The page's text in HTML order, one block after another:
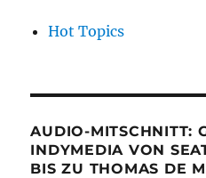
Hot Topics
AUDIO-MITSCHNITT:
INDYMEDIA VON
BIS ZU THOMAS DE